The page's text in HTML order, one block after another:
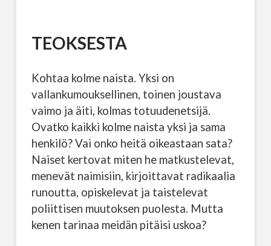
TEOKSESTA
Kohtaa kolme naista. Yksi on
vallankumouksellinen, toinen joustava
vaimo ja äiti, kolmas totuudenetsijä.
Ovatko kaikki kolme naista yksi ja sama
henkilö? Vai onko heitä oikeastaan sata?
Naiset kertovat miten he matkustelevat,
menevät naimisiin, kirjoittavat radikaalia
runoutta, opiskelevat ja taistelevat
poliittisen muutoksen puolesta. Mutta
kenen tarinaa meidän pitäisi uskoa?